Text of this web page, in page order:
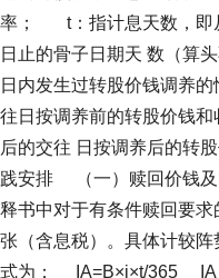
率； t：指计息天数，即
日止的骨子日期天 数（
日内发生过转股价钱调养
往日按调养前的转股价钱
后的交往 日按调养后的转
践安排 （一）赎回价钱
释书中对于有条件赎回要
张（含息税）。具体计较
式为： IA=B×i×t/365 IA